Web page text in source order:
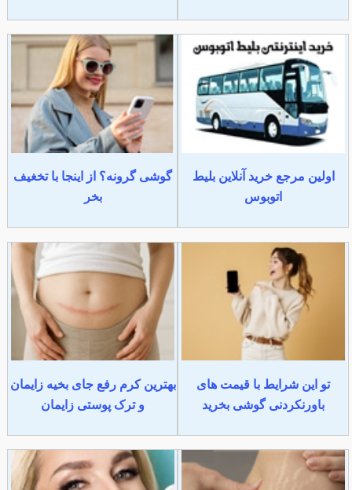
اولین مرجع خرید آنلاین بلیط
اتوبوس
گوشی گرونه؟ از اینجا با تخغیف
بخر
تو این شرایط با قیمت های
باورنکردنی گوشی بخرید
بهترین کرم رفع جای بخیه زایمان
و ترک پوستی زایمان